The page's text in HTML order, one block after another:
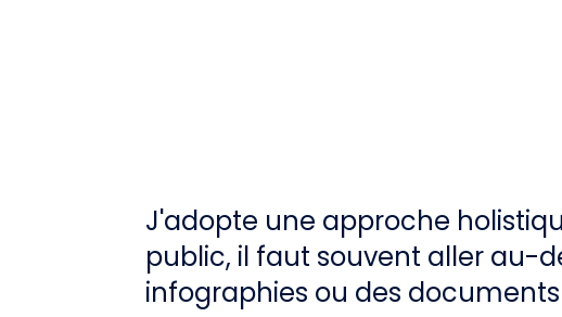
J'adopte une approche
public, il faut souvent aller au-
infographies ou des